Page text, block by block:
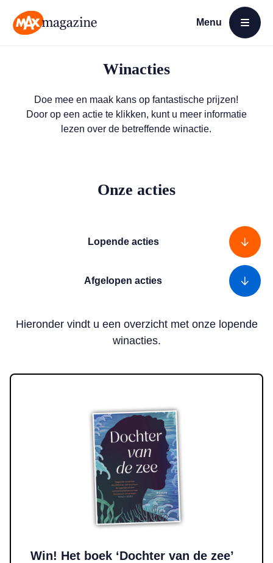
Menu
Open menu
Winacties
Doe mee en maak kans op fantastische prijzen!
Door op een actie te klikken, kunt u meer informatie
lezen over de betreffende winactie.
Onze acties
Lopende acties
Afgelopen acties
Hieronder vindt u een overzicht met onze lopende
winacties.
Win! Het boek ‘Dochter van de zee’
Lees meer over Win! Het boek ‘Dochter van de zee’ van Linda